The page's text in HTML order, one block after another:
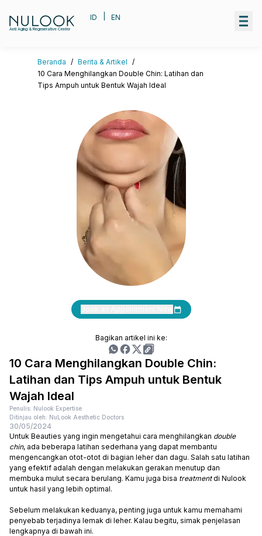
Anti Aging & Regenerative Center
ID EN
Beranda / Berita & Artikel /
10 Cara Menghilangkan Double Chin: Latihan dan
Tips Ampuh untuk Bentuk Wajah Ideal
Bagikan artikel ini ke:
10 Cara Menghilangkan Double Chin:
Latihan dan Tips Ampuh untuk Bentuk
Wajah Ideal
Penulis: Nulook Expertise
Ditinjau oleh: NuLook Aesthetic Doctors
30/05/2024
Untuk Beauties yang ingin mengetahui cara menghilangkan double
chin, ada beberapa latihan sederhana yang dapat membantu
mengencangkan otot-otot di bagian leher dan dagu. Salah satu latihan
yang efektif adalah dengan melakukan gerakan menutup dan
membuka mulut secara berulang. Kamu juga bisa treatmentdi Nulook
untuk hasil yang lebih optimal.
Sebelum melakukan keduanya, penting juga untuk kamu memahami
penyebab terjadinya lemak di leher. Kalau begitu, simak penjelasan
lengkapnya di bawah ini.